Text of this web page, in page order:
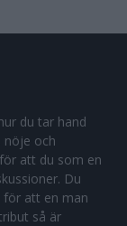
du tar hand
nöje och
att du som en
Du
för att en man
så är